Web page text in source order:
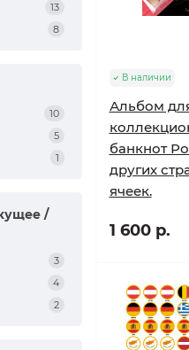
13
8
10
5
1
/
3
4
2
В наличии
Альбом
банкнот
других
ячеек.
1 600 р.